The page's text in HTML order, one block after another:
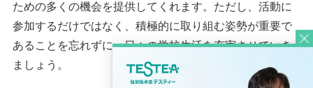
ための多くの機会を提供してくれます。ただし、活動に
参加するだけではなく、積極的に取り組む姿勢が重要で
あることを忘れずに、日々の学校生活を充実させていき
ましょう。